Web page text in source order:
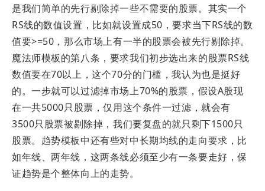
是我们简单的先行剔除掉一些不需要的股票。其实一个
RS线的数值设置，比如就设置成50，要求当下RS线的数
值要>=50，那么市场上有一半的股票会被先行剔除掉。
魔法师模板的第八条，要求我们初步选出来的股票RS线
数值要在70以上，这个70分的门槛，我认为也是挺好
的。一步就可以过滤掉市场上70%的股票，假设A股现
在一共5000只股票，仅用这个条件一过滤，就会有
3500只股票被剔除掉，我们要复盘的就只剩下1500只
股票。趋势模板中还有些对中长期均线的走向要求，比
如年线、两年线，这两条线必须至少有一条要走好，保
证趋势是个整体向上的走势。